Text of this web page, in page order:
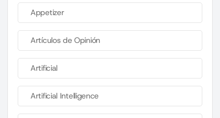
Appetizer
Artículos de Opinión
Artificial
Artificial Intelligence